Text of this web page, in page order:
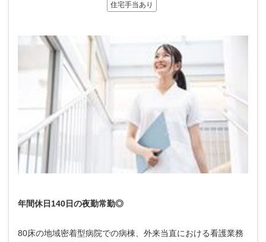
住宅手当あり
年間休日140日の夜勤常勤◎
80床の地域密着型病院での病棟、外来当直における看護業務